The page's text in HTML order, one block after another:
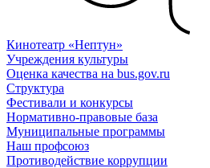
Кинотеатр «Нептун»
Учреждения культуры
Оценка качества на bus.gov.ru
Структура
Фестивали и конкурсы
Нормативно-правовые база
Муниципальные программы
Наш профсоюз
Противодействие коррупции